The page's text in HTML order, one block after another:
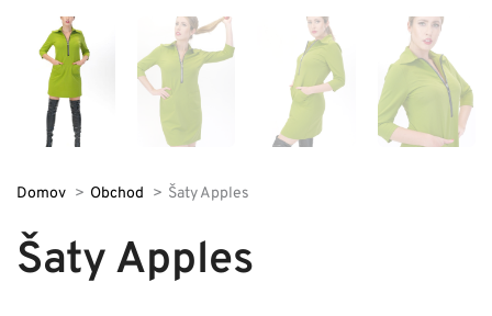
Domov Obchod Šaty Apples
Šaty Apples